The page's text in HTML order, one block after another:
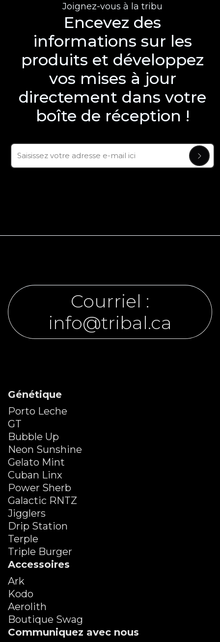
Joignez-vous à la tribu
Encevez des
informations sur les
produits et développez
vos mises à jour
directement dans votre
boîte de réception !
Courriel :
info@tribal.ca
Génétique
Porto Leche
GT
Bubble Up
Neon Sunshine
Gelato Mint
Cuban Linx
Power Sherb
Galactic RNTZ
Jigglers
Drip Station
Terple
Triple Burger
Accessoires
Ark
Kodo
Aerolith
Boutique Swag
Communiquez avec nous